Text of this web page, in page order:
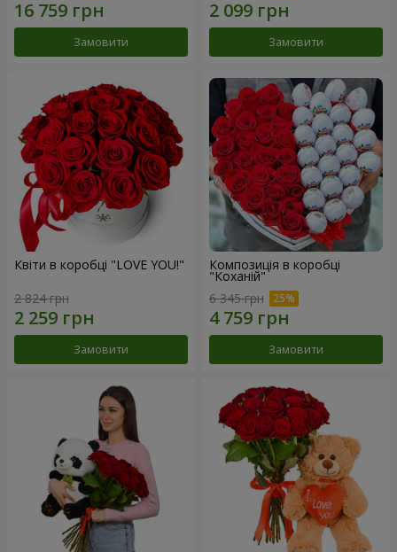
Замовити Замовити
Квіти в коробці "LOVE YOU!"
2 824 грн
Замовити
Композиція в коробці
"Коханій"
6 345 грн
Замовити